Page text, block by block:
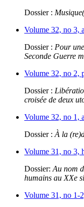
Dossier :
Volume 32, no 3,
Dossier : Pour
Seconde Guerre
Volume 32, no 2,
Dossier :
croisée de deux
Volume 32, no 1,
Dossier : À la
Volume 31, no 3,
Dossier: Au nom
humains au XXe
Volume 31, no 1-